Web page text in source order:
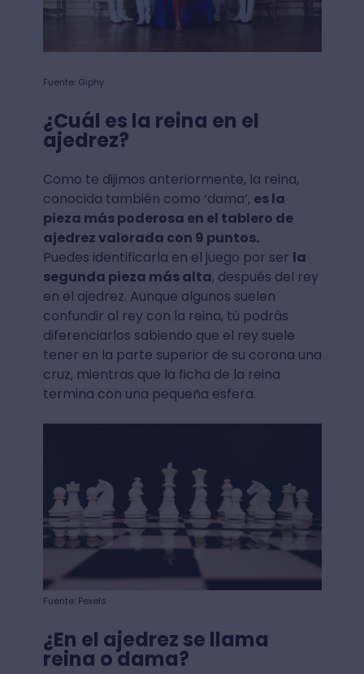
Fuente: Giphy
¿Cuál es la reina en el
ajedrez?
Como te dijimos anteriormente, la reina,
conocida también como ‘dama’, es la
pieza más poderosa en el tablero de
ajedrez valorada con 9 puntos.
Puedes identificarla en el juego por ser la
segunda pieza más alta, después del rey
en el ajedrez. Aunque algunos suelen
confundir al rey con la reina, tú podrás
diferenciarlos sabiendo que el rey suele
tener en la parte superior de su corona una
cruz, mientras que la ficha de la reina
termina con una pequeña esfera.
Fuente: Pexels
¿En el ajedrez se llama
reina o dama?